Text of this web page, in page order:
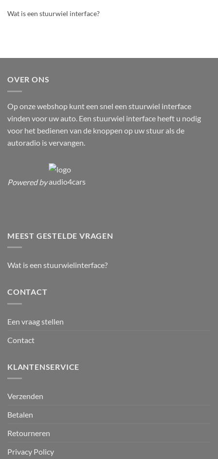
Wat is een stuurwiel interface?
OVER ONS
Op onze webshop kunt een snel een stuurwiel interface
vinden voor uw auto. Een stuurwiel interface heeft u nodig
voor het bedienen van de knoppen op uw stuur als de
autoradio is vervangen.
Powered by
MEEST GESTELDE VRAGEN
Wat is een stuurwielinterface?
CONTACT
Een vraag stellen
Contact
KLANTENSERVICE
Verzenden
Betalen
Retourneren
Privacy Policy